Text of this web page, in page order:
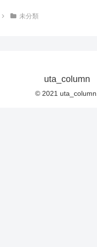
未分類
uta_column
© 2021